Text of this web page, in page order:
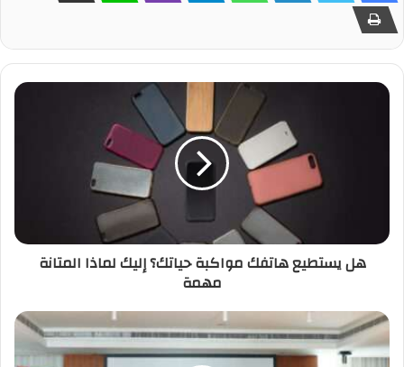
هل يستطيع هاتفك مواكبة حياتك؟ إليك لماذا المتانة
مهمة